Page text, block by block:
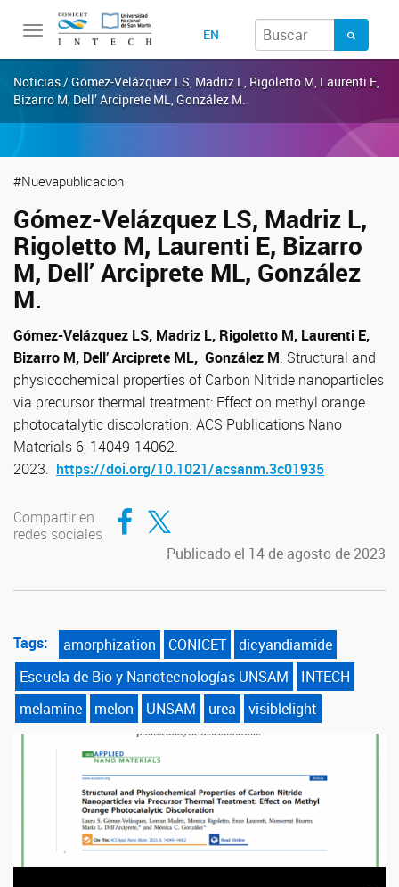
Toggle
EN
Noticias / Gómez-Velázquez LS, Madriz L, Rigoletto M, Laurenti E,
Bizarro M, Dell’ Arciprete ML, González M.
#Nuevapublicacion
Gómez-Velázquez LS, Madriz L,
Rigoletto M, Laurenti E, Bizarro
M, Dell’ Arciprete ML, González
M.
Gómez-Velázquez LS, Madriz L, Rigoletto M, Laurenti E,
Bizarro M, Dell’ Arciprete ML, González M. Structural and
physicochemical properties of Carbon Nitride nanoparticles
via precursor thermal treatment: Effect on methyl orange
photocatalytic discoloration. ACS Publications Nano
Materials 6, 14049-14062.
2023. https://doi.org/10.1021/acsanm.3c01935
Compartir en
redes sociales
Compartir en Facebook
Compartir en Twitter
Publicado el 14 de agosto de 2023
Tags: amorphization CONICET
dicyandiamide
Escuela de Bio y Nanotecnologías UNSAM
INTECH
melamine
melon UNSAM urea visiblelight